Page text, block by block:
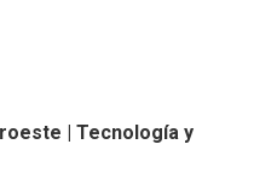
| Tecnología y